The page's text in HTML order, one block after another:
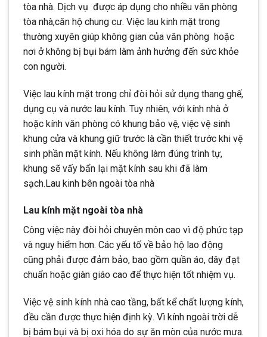
tòa nhà. Dịch vụ được áp dụng cho nhiều văn phòng
tòa nhà,căn hộ chung cư. Việc lau kinh mặt trong
thường xuyên giúp không gian của văn phòng hoặc
nơi ở không bị bụi bám làm ảnh hưởng đến sức khỏe
con người.
Việc lau kính mặt trong chỉ đòi hỏi sử dụng thang ghế,
dụng cụ và nước lau kính. Tuy nhiên, với kính nhà ở
hoặc kính văn phòng có khung bảo vệ, việc vệ sinh
khung cửa và khung giữ trước là cần thiết trước khi vệ
sinh phần mặt kính. Nếu không làm đúng trình tự,
khung sẽ vấy bẩn lại mặt kính sau khi đã làm
sạch.Lau kinh bên ngoài tòa nhà
Lau kính mặt ngoài tòa nhà
Công việc này đòi hỏi chuyên môn cao vì độ phức tạp
và nguy hiểm hơn. Các yếu tố về bảo hộ lao động
cũng phải được đảm bảo, bao gồm quần áo, dây đạt
chuẩn hoặc giàn giáo cao để thực hiện tốt nhiệm vụ.
Việc vệ sinh kính nhà cao tầng, bất kể chất lượng kính,
đều cần được thực hiện định kỳ. Vì kính ngoài trời dễ
bị bám bụi và bị oxi hóa do sự ăn mòn của nước mưa.